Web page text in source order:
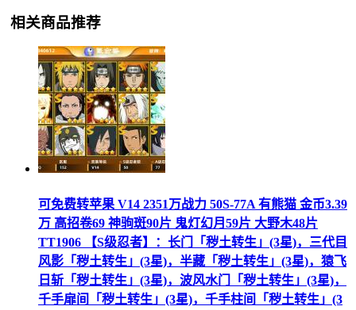
相关商品推荐
可免费转苹果 V14 2351万战力 50S-77A 有熊猫 金币3.39
万 高招卷69 神驹斑90片 鬼灯幻月59片 大野木48片
TT1906 【S级忍者】：长门「秽土转生」(3星)，三代目
风影「秽土转生」(3星)，半藏「秽土转生」(3星)，猿飞
日斩「秽土转生」(3星)，波风水门「秽土转生」(3星)，
千手扉间「秽土转生」(3星)，千手柱间「秽土转生」(3